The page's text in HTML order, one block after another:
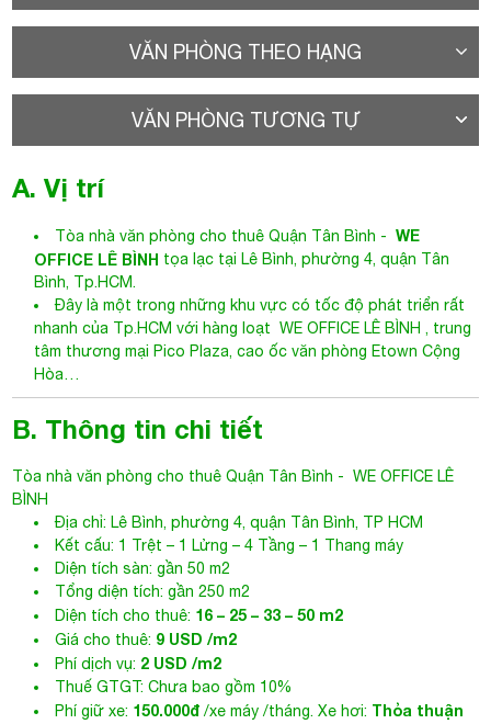
VĂN PHÒNG THEO HẠNG
VĂN PHÒNG TƯƠNG TỰ
A. Vị trí
Tòa nhà văn phòng cho thuê Quận Tân Bình -WE
OFFICE LÊ BÌNH tọa lạc tại Lê Bình, phường 4, quận Tân
Bình, Tp.HCM.
Đây là một trong những khu vực có tốc độ phát triển rất
nhanh của Tp.HCM với hàng loạtWE OFFICE LÊ BÌNH , trung
tâm thương mại Pico Plaza, cao ốc văn phòng Etown Cộng
Hòa…
B. Thông tin chi tiết
Tòa nhà văn phòng cho thuê Quận Tân Bình -WE OFFICE LÊ
BÌNH
Địa chỉ: Lê Bình, phường 4, quận Tân Bình, TP HCM
Kết cấu: 1 Trệt – 1 Lửng – 4 Tầng – 1 Thang máy
Diện tích sàn: gần 50 m2
Tổng diện tích: gần 250 m2
Diện tích cho thuê: 16 – 25 – 33 – 50 m2
Giá cho thuê: 9 USD /m2
Phí dịch vụ: 2 USD /m2
Thuế GTGT: Chưa bao gồm 10%
Phí giữ xe: 150.000đ /xe máy /tháng. Xe hơi: Thỏa thuận